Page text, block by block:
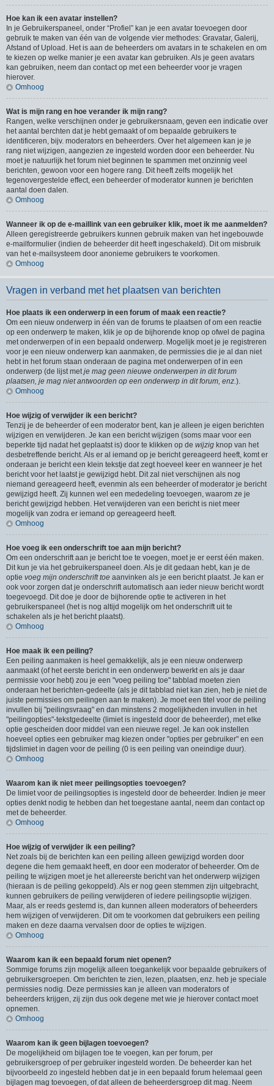
Hoe kan ik een avatar instellen?
In je Gebruikerspaneel, onder “Profiel” kan je een avatar toevoegen door
gebruik te maken van één van de volgende vier methodes: Gravatar, Galerij,
Afstand of Upload. Het is aan de beheerders om avatars in te schakelen en om
te kiezen op welke manier je een avatar kan gebruiken. Als je geen avatars
kan gebruiken, neem dan contact op met een beheerder voor je vragen
hierover.
Omhoog
Wat is mijn rang en hoe verander ik mijn rang?
Rangen, welke verschijnen onder je gebruikersnaam, geven een indicatie over
het aantal berchten dat je hebt gemaakt of om bepaalde gebruikers te
identificeren, bijv. moderators en beheerders. Over het algemeen kan je je
rang niet wijzigen, aangezien ze ingesteld worden door een beheerder. Nu
moet je natuurlijk het forum niet beginnen te spammen met onzinnig veel
berichten, gewoon voor een hogere rang. Dit heeft zelfs mogelijk het
tegenovergestelde effect, een beheerder of moderator kunnen je berichten
aantal doen dalen.
Omhoog
Wanneer ik op de e-maillink van een gebruiker klik, moet ik me aanmelden?
Alleen geregistreerde gebruikers kunnen gebruik maken van het ingebouwde
e-mailformulier (indien de beheerder dit heeft ingeschakeld). Dit om misbruik
van het e-mailsysteem door anonieme gebruikers te voorkomen.
Omhoog
Vragen in verband met het plaatsen van berichten
Hoe plaats ik een onderwerp in een forum of maak een reactie?
Om een nieuw onderwerp in één van de forums te plaatsen of om een reactie
op een onderwerp te maken, klik je op de bijhorende knop op ofwel de pagina
met onderwerpen of in een bepaald onderwerp. Mogelijk moet je je registreren
voor je een nieuw onderwerp kan aanmaken, de permissies die je al dan niet
hebt in het forum staan onderaan de pagina met onderwerpen of in een
onderwerp (de lijst metje mag geen nieuwe onderwerpen in dit forum
plaatsen, je mag niet antwoorden op een onderwerp in dit forum, enz.).
Omhoog
Hoe wijzig of verwijder ik een bericht?
Tenzij je de beheerder of een moderator bent, kan je alleen je eigen berichten
wijzigen en verwijderen. Je kan een bericht wijzigen (soms maar voor een
beperkte tijd nadat het geplaatst is) door te klikken op de wijzig knop van het
desbetreffende bericht. Als er al iemand op je bericht gereageerd heeft, komt er
onderaan je bericht een klein tekstje dat zegt hoeveel keer en wanneer je het
bericht voor het laatst je gewijzigd hebt. Dit zal niet verschijnen als nog
niemand gereageerd heeft, evenmin als een beheerder of moderator je bericht
gewijzigd heeft. Zij kunnen wel een mededeling toevoegen, waarom ze je
bericht gewijzigd hebben. Het verwijderen van een bericht is niet meer
mogelijk van zodra er iemand op gereageerd heeft.
Omhoog
Hoe voeg ik een onderschrift toe aan mijn bericht?
Om een onderschrift aan je bericht toe te voegen, moet je er eerst één maken.
Dit kun je via het gebruikerspaneel doen. Als je dit gedaan hebt, kan je de
optie voeg mijn onderschrift toe aanvinken als je een bericht plaatst. Je kan er
ook voor zorgen dat je onderschrift automatisch aan ieder nieuw bericht wordt
toegevoegd. Dit doe je door de bijhorende optie te activeren in het
gebruikerspaneel (het is nog altijd mogelijk om het onderschrift uit te
schakelen als je het bericht plaatst).
Omhoog
Hoe maak ik een peiling?
Een peiling aanmaken is heel gemakkelijk, als je een nieuw onderwerp
aanmaakt (of het eerste bericht in een onderwerp bewerkt en als je daar
permissie voor hebt) zou je een "voeg peiling toe" tabblad moeten zien
onderaan het berichten-gedeelte (als je dit tabblad niet kan zien, heb je niet de
juiste permissies om peilingen aan te maken). Je moet een titel voor de peiling
invullen bij "peilingsvraag" en dan minstens 2 mogelijkheden invullen in het
"peilingopties"-tekstgedeelte (limiet is ingesteld door de beheerder), met elke
optie gescheiden door middel van een nieuwe regel. Je kan ook instellen
hoeveel opties een gebruiker mag kiezen onder "opties per gebruiker" en een
tijdslimiet in dagen voor de peiling (0 is een peiling van oneindige duur).
Omhoog
Waarom kan ik niet meer peilingsopties toevoegen?
De limiet voor de peilingsopties is ingesteld door de beheerder. Indien je meer
opties denkt nodig te hebben dan het toegestane aantal, neem dan contact op
met de beheerder.
Omhoog
Hoe wijzig of verwijder ik een peiling?
Net zoals bij de berichten kan een peiling alleen gewijzigd worden door
degene die hem gemaakt heeft, en door een moderator of beheerder. Om de
peiling te wijzigen moet je het allereerste bericht van het onderwerp wijzigen
(hieraan is de peiling gekoppeld). Als er nog geen stemmen zijn uitgebracht,
kunnen gebruikers de peiling verwijderen of iedere peilingsoptie wijzigen.
Maar, als er reeds gestemd is, dan kunnen alleen moderators of beheerders
hem wijzigen of verwijderen. Dit om te voorkomen dat gebruikers een peiling
maken en deze daarna vervalsen door de opties te wijzigen.
Omhoog
Waarom kan ik een bepaald forum niet openen?
Sommige forums zijn mogelijk alleen toegankelijk voor bepaalde gebruikers of
gebruikersgroepen. Om berichten te zien, lezen, plaatsen, enz. heb je speciale
permissies nodig. Deze permissies kan je alleen van moderators of
beheerders krijgen, zij zijn dus ook degene met wie je hierover contact moet
opnemen.
Omhoog
Waarom kan ik geen bijlagen toevoegen?
De mogelijkheid om bijlagen toe te voegen, kan per forum, per
gebruikersgroep of per gebruiker ingesteld worden. De beheerder kan het
bijvoorbeeld zo ingesteld hebben dat je in een bepaald forum helemaal geen
bijlagen mag toevoegen, of dat alleen de beheerdersgroep dit mag. Neem